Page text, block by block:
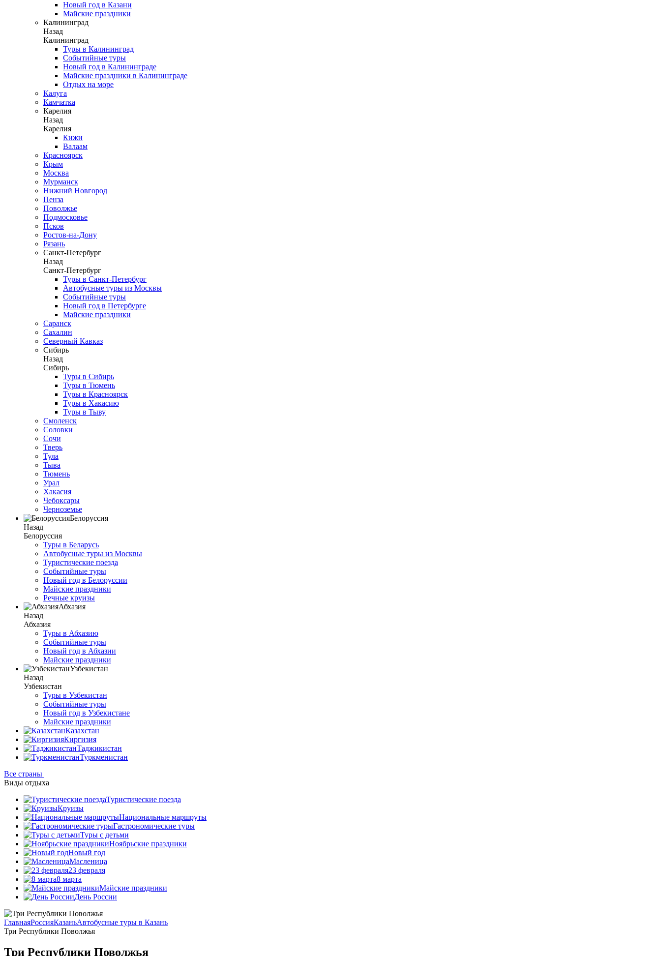
Новый год в Казани
Майские праздники
Калининград
Назад
Калининград
Туры в Калининград
Событийные туры
Новый год в Калининграде
Майские праздники в Калининграде
Отдых на море
Калуга
Камчатка
Карелия
Назад
Карелия
Кижи
Валаам
Красноярск
Крым
Москва
Мурманск
Нижний Новгород
Пенза
Поволжье
Подмосковье
Псков
Ростов-на-Дону
Рязань
Санкт-Петербург
Назад
Санкт-Петербург
Туры в Санкт-Петербург
Автобусные туры из Москвы
Событийные туры
Новый год в Петербурге
Майские праздники
Саранск
Сахалин
Северный Кавказ
Сибирь
Назад
Сибирь
Туры в Сибирь
Туры в Тюмень
Туры в Красноярск
Туры в Хакасию
Туры в Тыву
Смоленск
Соловки
Сочи
Тверь
Тула
Тыва
Тюмень
Урал
Хакасия
Чебоксары
Черноземье
Белоруссия
Назад
Белоруссия
Туры в Беларусь
Автобусные туры из Москвы
Туристические поезда
Событийные туры
Новый год в Белоруссии
Майские праздники
Речные круизы
Абхазия
Назад
Абхазия
Туры в Абхазию
Событийные туры
Новый год в Абхазии
Майские праздники
Узбекистан
Назад
Узбекистан
Туры в Узбекистан
Событийные туры
Новый год в Узбекистане
Майские праздники
Казахстан
Киргизия
Таджикистан
Туркменистан
Все страны
Виды отдыха
Туристические поезда
Круизы
Национальные маршруты
Гастрономические туры
Туры с детьми
Ноябрьские праздники
Новый год
Масленица
23 февраля
8 марта
Майские праздники
День России
ГлавнаяРоссияКазаньАвтобусные туры в Казань
Три Республики Поволжья
Три Республики Поволжья